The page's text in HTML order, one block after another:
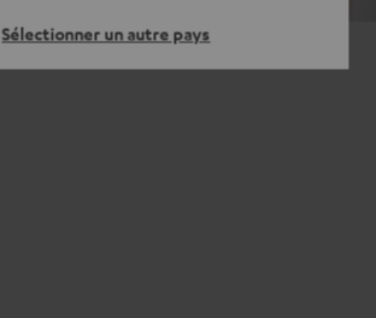
Sélectionner un autre pays